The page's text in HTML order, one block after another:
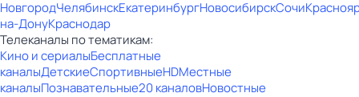
НовгородЧелябинскЕкатеринбургНовосибирскСочи
на-ДонуКраснодар
Телеканалы по тематикам:
Кино и сериалыБесплатные
каналыДетскиеСпортивныеHDМестные
каналыПознавательные20 каналовНовостные